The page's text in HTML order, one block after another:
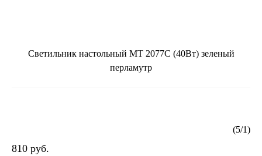
Светильник настольный MT 2077С (40Вт) зеленый
перламутр
(5/1)
810 руб.